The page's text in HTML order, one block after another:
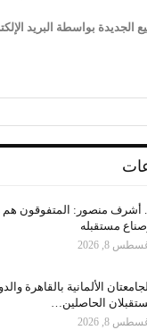
الجديدة بواسطة البريد
أشرف منصور: المتفوقون
مستقبله
8, 2026
الجامعتان الألمانية بالقاهرة
الحاصلين…
8, 2026